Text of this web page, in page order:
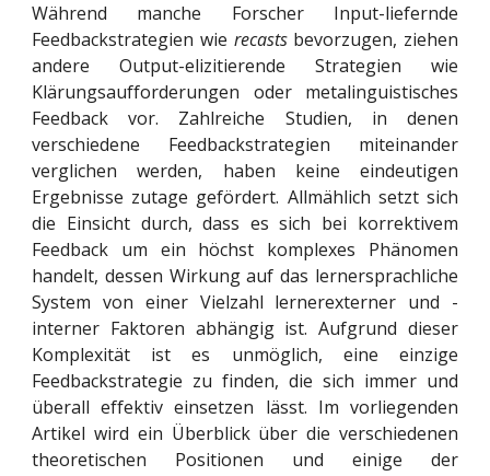
Während manche Forscher Input-liefernde
Feedbackstrategien wie recastsbevorzugen, ziehen
andere Output-elizitierende Strategien wie
Klärungsaufforderungen oder metalinguistisches
Feedback vor. Zahlreiche Studien, in denen
verschiedene Feedbackstrategien miteinander
verglichen werden, haben keine eindeutigen
Ergebnisse zutage gefördert. Allmählich setzt sich
die Einsicht durch, dass es sich bei korrektivem
Feedback um ein höchst komplexes Phänomen
handelt, dessen Wirkung auf das lernersprachliche
System von einer Vielzahl lernerexterner und -
interner Faktoren abhängig ist. Aufgrund dieser
Komplexität ist es unmöglich, eine einzige
Feedbackstrategie zu finden, die sich immer und
überall effektiv einsetzen lässt. Im vorliegenden
Artikel wird ein Überblick über die verschiedenen
theoretischen Positionen und einige der